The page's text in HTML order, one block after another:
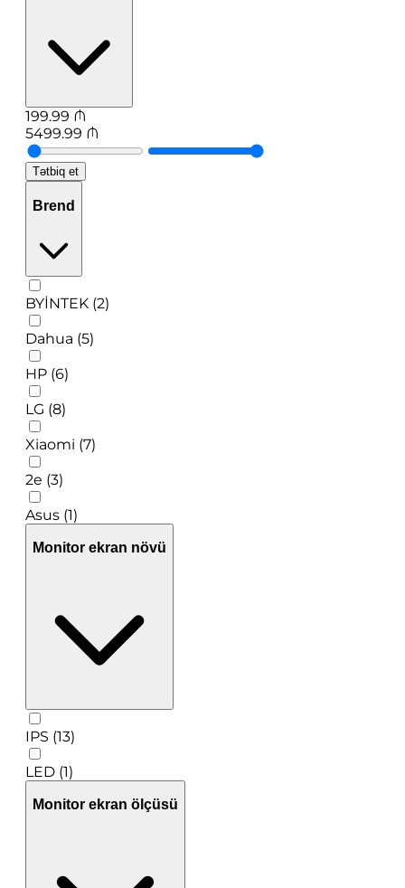
199.99 ₼
5499.99 ₼
Tətbiq et
Brend
BYİNTEK (2)
Dahua (5)
HP (6)
LG (8)
Xiaomi (7)
2e (3)
Asus (1)
Monitor ekran növü
IPS (13)
LED (1)
Monitor ekran ölçüsü